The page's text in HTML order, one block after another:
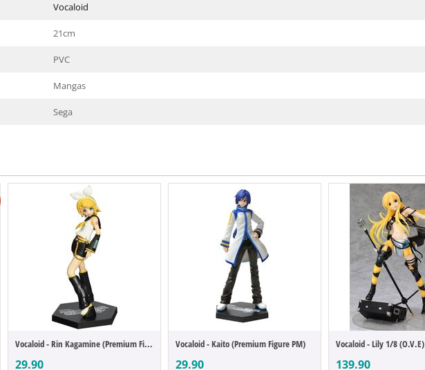
Vocaloid
21cm
PVC
Mangas
Sega
Vocaloid - Rin Kagamine (Premium Figure PM)
29.90
Vocaloid - Kaito (Premium Figure PM)
29.90
Vocaloid - Lily 1/8 (O.V.E)
139.90